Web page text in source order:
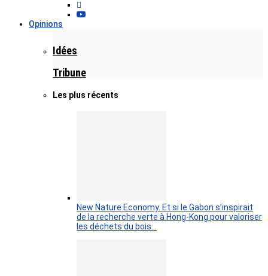
Opinions
Idées
Tribune
Les plus récents
New Nature Economy. Et si le Gabon s’inspirait
de la recherche verte à Hong-Kong pour valoriser
les déchets du bois…